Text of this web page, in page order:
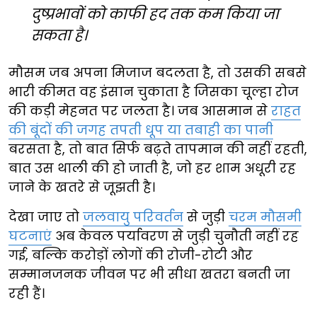
दुष्प्रभावों को काफी हद तक कम किया जा
सकता है।
मौसम जब अपना मिजाज बदलता है, तो उसकी सबसे
भारी कीमत वह इंसान चुकाता है जिसका चूल्हा रोज
की कड़ी मेहनत पर जलता है। जब आसमान से राहत
की बूंदों की जगह तपती धूप या तबाही का पानी
बरसता है, तो बात सिर्फ बढ़ते तापमान की नहीं रहती,
बात उस थाली की हो जाती है, जो हर शाम अधूरी रह
जाने के खतरे से जूझती है।
देखा जाए तो जलवायु परिवर्तन से जुड़ी चरम मौसमी
घटनाएं अब केवल पर्यावरण से जुड़ी चुनौती नहीं रह
गई, बल्कि करोड़ों लोगों की रोजी-रोटी और
सम्मानजनक जीवन पर भी सीधा खतरा बनती जा
रही हैं।